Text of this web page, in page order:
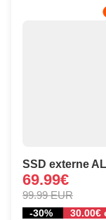
SSD externe
69.99€
99.99 EUR
-30% 30.00€